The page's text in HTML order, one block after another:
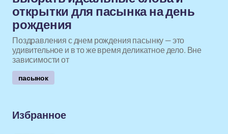
открытки для пасынка на день
рождения
Поздравления с днем рождения пасынку — это
удивительное и в то же время деликатное дело. Вне
зависимости от
пасынок
Избранное